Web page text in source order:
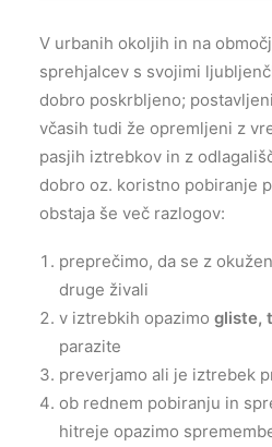
V urbanih okoljih in na
sprehjalcev s svojimi
dobro poskrbljeno;
včasih tudi že opremljeni z
pasjih iztrebkov in z
dobro oz. koristno pobiranje
obstaja še več razlogov:
preprečimo, da se z
druge živali
v iztrebkih opazimo gliste,
parazite
preverjamo ali je iztrebek
ob rednem pobiranju in
hitreje opazimo